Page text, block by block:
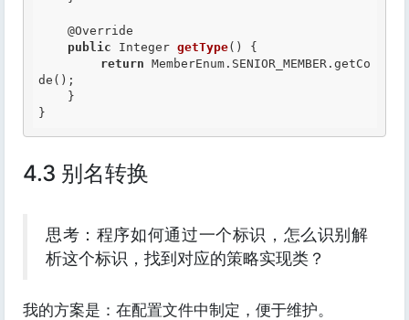
@Override
public Integer getType() {
return MemberEnum.SENIOR_MEMBER.getCo
de();
}
4.3 别名转换
思考：程序如何通过一个标识，怎么识别解
析这个标识，找到对应的策略实现类？
我的方案是：在配置文件中制定，便于维护。